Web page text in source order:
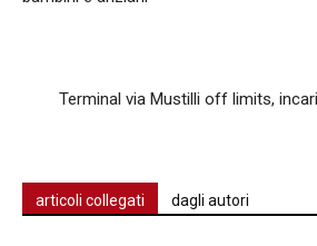
Terminal via Mustilli off limits,
articoli collegati dagli autori